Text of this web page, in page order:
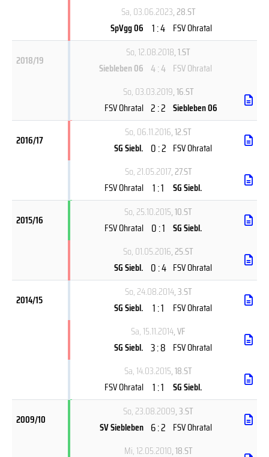
Sa, 03.06.2023, 28.ST
SpVgg 06 1 : 4 FSV Ohratal
2018/19
So, 12.08.2018, 1.ST
Siebleben 06 4 : 4 FSV Ohratal
So, 03.03.2019, 16.ST
FSV Ohratal 2 : 2 Siebleben 06
2016/17
So, 06.11.2016, 12.ST
SG Siebl. 0 : 2 FSV Ohratal
So, 21.05.2017, 27.ST
FSV Ohratal 1 : 1 SG Siebl.
2015/16
So, 25.10.2015, 10.ST
FSV Ohratal 0 : 1 SG Siebl.
So, 01.05.2016, 25.ST
SG Siebl. 0 : 4 FSV Ohratal
2014/15
So, 24.08.2014, 3.ST
SG Siebl.
1 : 1
FSV Ohratal
Sa, 15.11.2014, VF
SG Siebl. 3 : 8 FSV Ohratal
Sa, 14.03.2015, 18.ST
FSV Ohratal 1 : 1 SG Siebl.
2009/10
So, 23.08.2009, 3.ST
SV Siebleben 6 : 2 FSV Ohratal
Mi, 12.05.2010, 18.ST